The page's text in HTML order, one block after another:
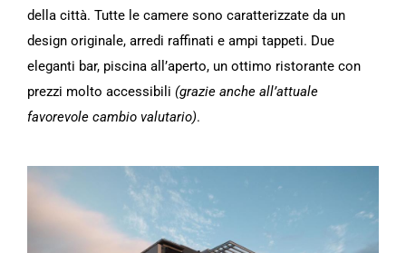
della città. Tutte le camere sono caratterizzate da un
design originale, arredi raffinati e ampi tappeti. Due
eleganti bar, piscina all’aperto, un ottimo ristorante con
prezzi molto accessibili (grazie anche all’attuale
favorevole cambio valutario).